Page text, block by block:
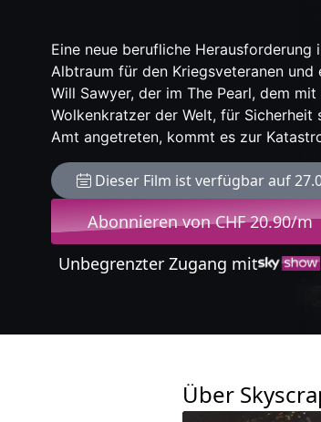
Eine neue berufliche
Albtraum für den Kriegsveteranen und
Will Sawyer, der im The Pearl, dem
Wolkenkratzer der Welt, für Sicherheit
Amt angetreten, kommt es zur
Dieser Film ist verfügbar auf
Abonnieren von CHF 20.90/m
Unbegrenzter Zugang mit
Über